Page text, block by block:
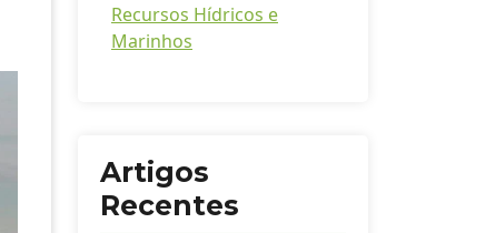
Recursos Hídricos e
Marinhos
Artigos
Recentes